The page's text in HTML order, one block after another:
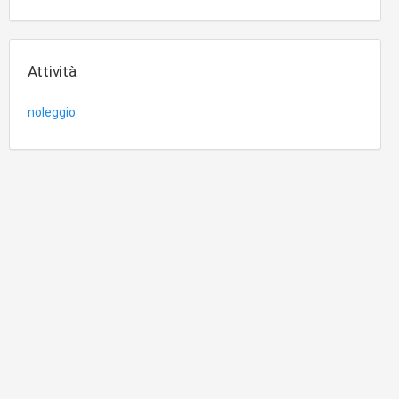
Attività
noleggio